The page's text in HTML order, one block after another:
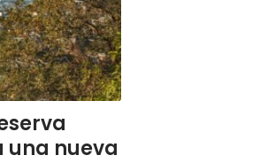
una nueva